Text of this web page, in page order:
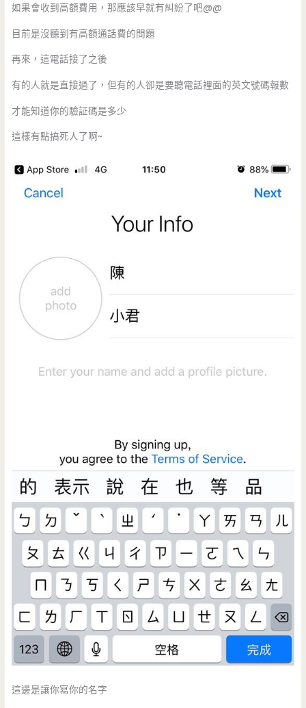
如果會收到高額費用，那應該早就有糾紛了吧@@
目前是沒聽到有高額通話費的問題
再來，這電話接了之後
有的人就是直接過了，但有的人卻是要聽電話裡面的英文號碼報數
才能知道你的驗証碼是多少
這樣有點搞死人了啊~
這邊是讓你寫你的名字